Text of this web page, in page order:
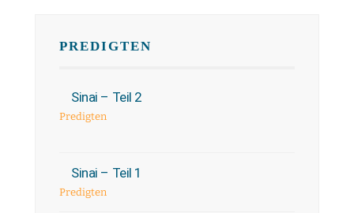
PREDIGTEN
Sinai – Teil 2
Predigten
Sinai – Teil 1
Predigten